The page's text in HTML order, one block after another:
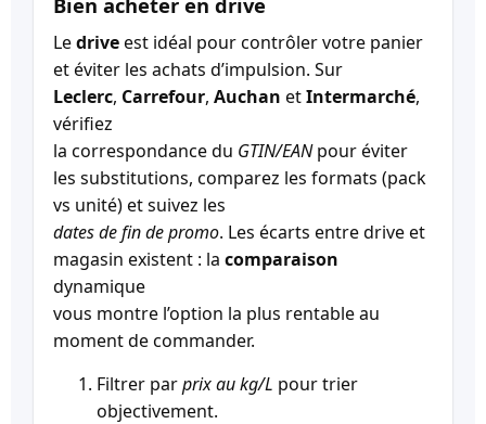
Ledriveest idéal pour contrôler votre panier
et éviter les achats d’impulsion. Sur
Leclerc, Carrefour, Auchan etIntermarché,
vérifiez
la correspondance du GTIN/EANpour éviter
les substitutions, comparez les formats (pack
vs unité) et suivez les
dates de fin de promo. Les écarts entre drive et
magasin existent : la comparaison
dynamique
vous montre l’option la plus rentable au
moment de commander.
Filtrer parprix au kg/L pour trier
objectivement.